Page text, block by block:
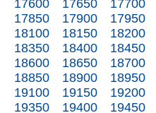
17600
17650 17700
17850
17900 17950
18100
18150 18200
18350
18400 18450
18600
18650 18700
18850
18900 18950
19100
19150 19200
19350
19400 19450